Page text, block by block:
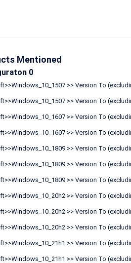
Mentioned
0
>> Version To
>> Version To
>> Version To
>> Version To
>> Version To
>> Version To
>> Version To
>> Version To
>> Version To
>> Version To
>> Version To
>> Version To